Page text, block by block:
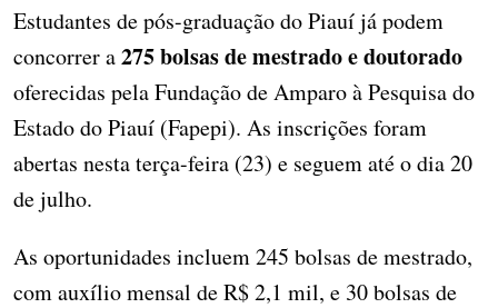
Estudantes de pós-graduação do Piauí já podem
concorrer a275 bolsas de mestrado e doutorado
oferecidas pela Fundação de Amparo à Pesquisa do
Estado do Piauí (Fapepi). As inscrições foram
abertas nesta terça-feira (23) e seguem até o dia 20
de julho.
As oportunidades incluem 245 bolsas de mestrado,
com auxílio mensal de R$ 2,1 mil, e 30 bolsas de